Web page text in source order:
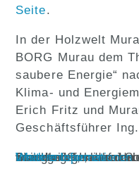
Seite.
In der Holzwelt
BORG Murau dem
saubere Energie“
Klima- und
Erich Fritz und
Geschäftsführer
Sie sehen gerade
Standard
. Um auf den eigentlichen Inhalt zuzugreifen, klicken Sie auf den Button unten. Bitte beachten Sie, dass dabei Daten an Drittanbieter weitergegeben werden.
Inhalt entsperren
Weitere Informationen